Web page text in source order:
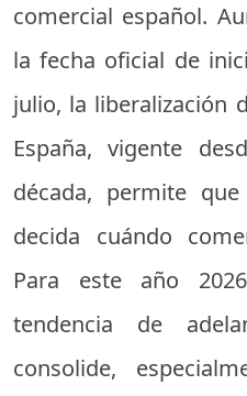
comercial español.
la fecha oficial de
julio, la liberalización
España, vigente
década, permite
decida cuándo
Para este año
tendencia de
consolide,